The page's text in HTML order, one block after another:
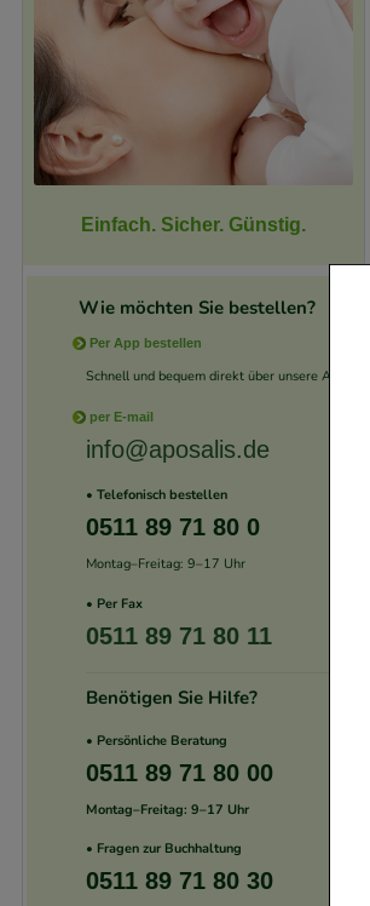
Einfach. Sicher. Günstig.
Wie möchten Sie bestellen?
Per App bestellen
Schnell und bequem direkt über unsere App.
per E-mail
info@aposalis.de
• Telefonisch bestellen
0511 89 71 80 0
Montag–Freitag: 9–17 Uhr
• Per Fax
0511 89 71 80 11
Benötigen Sie Hilfe?
• Persönliche Beratung
0511 89 71 80 00
Montag–Freitag: 9–17 Uhr
• Fragen zur Buchhaltung
0511 89 71 80 30